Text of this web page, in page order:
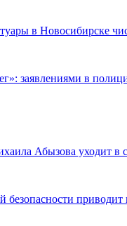
в Новосибирске
заявлениями в
Абызова уходит в